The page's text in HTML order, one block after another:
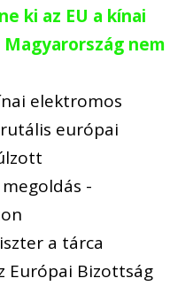
ki az EU a kínai
nem
elektromos
európai
-
a tárca
Európai Bizottság